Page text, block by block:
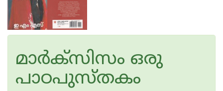
മാര്‍ക്സിസം ഒരു
പാഠപുസ്തകം